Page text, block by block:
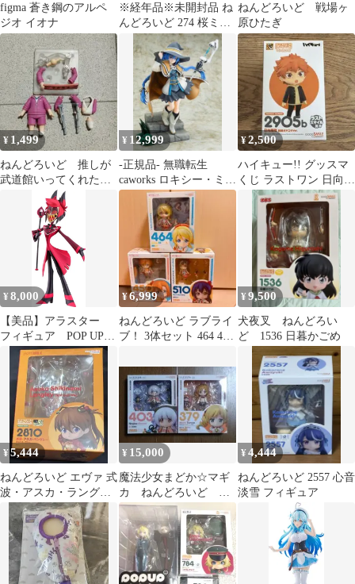
figma 蒼き鋼のアルペ
ジオ イオナ
※経年品※未開封品 ね
んどろいど 274 桜ミク
初音ミク フィギュア
ねんどろいど 戦場ヶ
原ひたぎ
¥ 1,499
ねんどろいど 推しが
武道館いってくれたら
死ぬ えりぴよ 身体
パーツ ジャージ着
¥ 12,999
-正規品- 無職転生
caworks ロキシー・ミグ
ルディアフィギュア
¥2,500
ハイキュー!! グッスマ
くじ ラストワン 日向翔
¥8,000
【美品】アラスター
フィギュア POP UP
PARADE
¥6,999
ねんどろいど ラブライ
ブ！ 3体セット 464 450
¥9,500
犬夜叉 ねんどろい
ど 1536 日暮かごめ
¥5,444
ねんどろいど エヴァ 式
波・アスカ・ラングレ
ー テストスーツ
Ver.2810
¥ 15,000
魔法少女まどか☆マギ
カ ねんどろいど 百
江なぎさ、巴マミ（制
服）セット
¥4,444
ねんどろいど 2557 心音
淡雪 フィギュア